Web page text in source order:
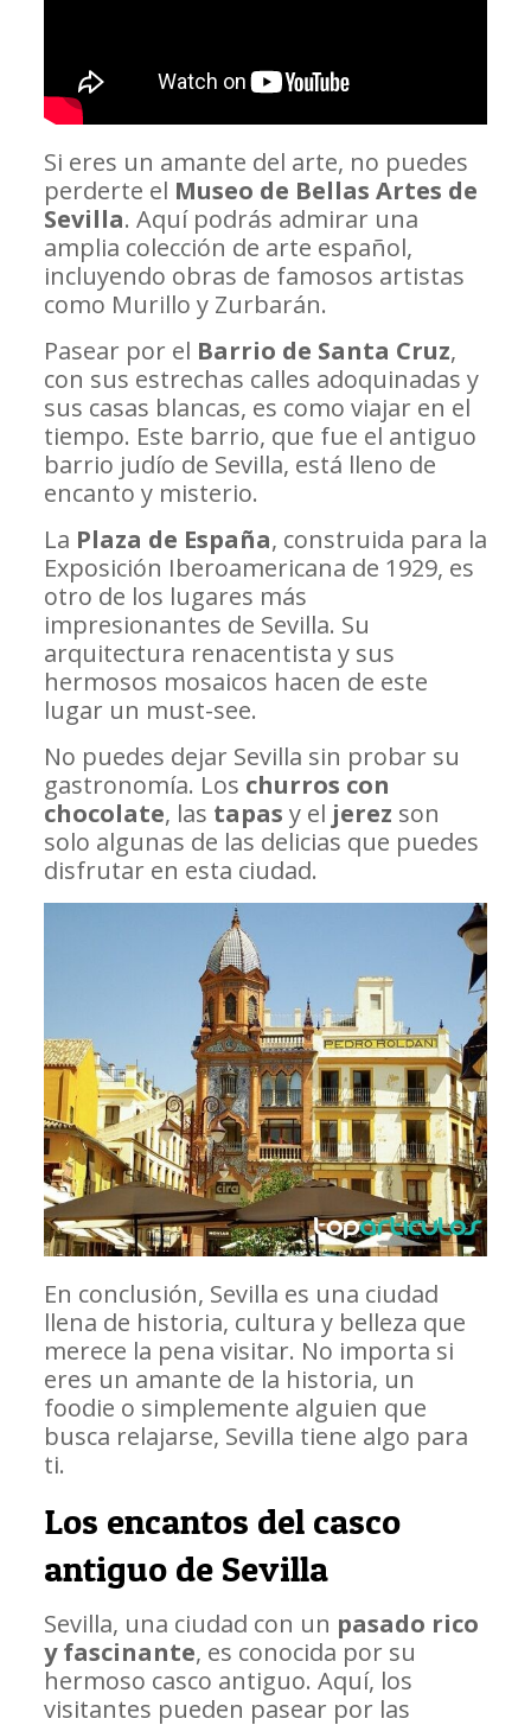
Si eres un amante del arte, no puedes
perderte el Museo de Bellas Artes de
Sevilla. Aquí podrás admirar una
amplia colección de arte español,
incluyendo obras de famosos artistas
como Murillo y Zurbarán.
Pasear por el Barrio de Santa Cruz,
con sus estrechas calles adoquinadas y
sus casas blancas, es como viajar en el
tiempo. Este barrio, que fue el antiguo
barrio judío de Sevilla, está lleno de
encanto y misterio.
La Plaza de España, construida para la
Exposición Iberoamericana de 1929, es
otro de los lugares más
impresionantes de Sevilla. Su
arquitectura renacentista y sus
hermosos mosaicos hacen de este
lugar un must-see.
No puedes dejar Sevilla sin probar su
gastronomía. Los churros con
chocolate, las tapas y el jerez son
solo algunas de las delicias que puedes
disfrutar en esta ciudad.
En conclusión, Sevilla es una ciudad
llena de historia, cultura y belleza que
merece la pena visitar. No importa si
eres un amante de la historia, un
foodie o simplemente alguien que
busca relajarse, Sevilla tiene algo para
ti.
Los encantos del casco
antiguo de Sevilla
Sevilla, una ciudad con un pasado rico
y fascinante, es conocida por su
hermoso casco antiguo. Aquí, los
visitantes pueden pasear por las